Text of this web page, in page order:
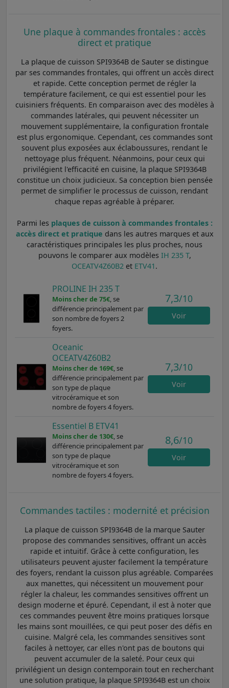
Une plaque à commandes frontales : accès
direct et pratique
La plaque de cuisson SPI9364B de Sauter se distingue
par ses commandes frontales, qui offrent un accès direct
et rapide. Cette conception permet de régler la
température facilement, ce qui est essentiel pour les
cuisiniers fréquents. En comparaison avec des modèles à
commandes latérales, qui peuvent nécessiter un
mouvement supplémentaire, la configuration frontale
est plus ergonomique. Cependant, ces commandes sont
souvent plus exposées aux éclaboussures, rendant le
nettoyage plus fréquent. Néanmoins, pour ceux qui
privilégient l'efficacité en cuisine, la plaque SPI9364B
constitue un choix judicieux. Sa conception bien pensée
permet de simplifier le processus de cuisson, rendant
chaque repas agréable à préparer.
Parmi les plaques de cuisson à commandes frontales :
accès direct et pratique dans les autres marques et aux
caractéristiques principales les plus proches, nous
pouvons le comparer aux modèles IH 235 T,
OCEATV4Z60B2 et ETV41 .
PROLINE IH 235 T
Moins cher de 75€, se
différencie principalement par
son nombre de foyers 2
foyers.
7,3/10
Voir
Oceanic
OCEATV4Z60B2
Moins cher de 169€, se
différencie principalement par
son type de plaque
vitrocéramique et son
nombre de foyers 4 foyers.
7,3/10
Voir
Essentiel B ETV41
Moins cher de 130€, se
différencie principalement par
son type de plaque
vitrocéramique et son
nombre de foyers 4 foyers.
8,6/10
Voir
Commandes tactiles : modernité et précision
La plaque de cuisson SPI9364B de la marque Sauter
propose des commandes sensitives, offrant un accès
rapide et intuitif. Grâce à cette configuration, les
utilisateurs peuvent ajuster facilement la température
des foyers, rendant la cuisson plus agréable. Comparées
aux manettes, qui nécessitent un mouvement pour
régler la chaleur, les commandes sensitives offrent un
design moderne et épuré. Cependant, il est à noter que
ces commandes peuvent être moins pratiques lorsque
les mains sont mouillées, ce qui peut poser des défis en
cuisine. Malgré cela, les commandes sensitives sont
faciles à nettoyer, car elles n'ont pas de boutons qui
peuvent accumuler de la saleté. Pour ceux qui
privilégient un design contemporain tout en recherchant
une solution pratique, la plaque SPI9364B est un choix